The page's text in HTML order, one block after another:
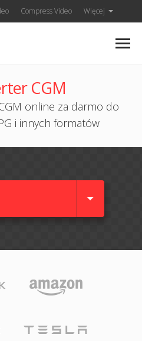
Compress Video Więcej
CGM
online za darmo do
i innych formatów